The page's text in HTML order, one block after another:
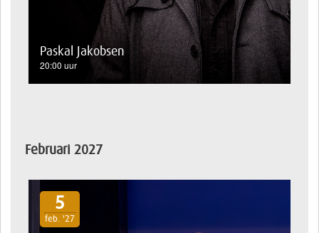
Paskal Jakobsen
20:00 uur
Februari 2027
5
feb. '27